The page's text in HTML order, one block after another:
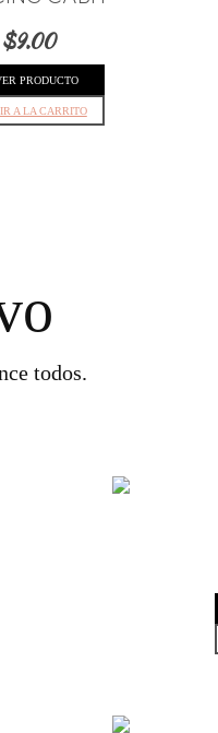
$9.00
PRODUCTO
A LA CARRITO
todos.